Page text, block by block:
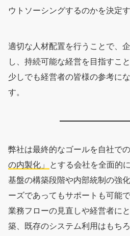
ウトソーシングするのかを決定
適切な人材配置を行うことで、
し、持続可能な経営を目指すこ
少しでも経営者の皆様の参考に
す。
弊社は最終的なゴールを自社で
の内製化」
とする会社を全面的
基盤の構築段階や内部統制の強
ーズであってもサポートも可能で
業務フローの見直しや経営者に
築、既存のシステム利用はもち